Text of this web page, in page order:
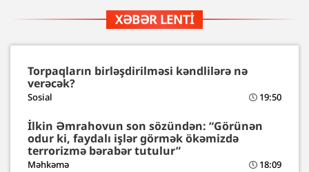
XƏBƏR LENTI
Torpaqların birləşdirilməsi kəndlilərə nə
verəcək?
Sosial 19:50
İlkin Əmrahovun son sözündən: “Görünən
odur ki, faydalı işlər görmək ökəmizdə
terrorizmə bərabər tutulur”
Məhkəmə 18:09